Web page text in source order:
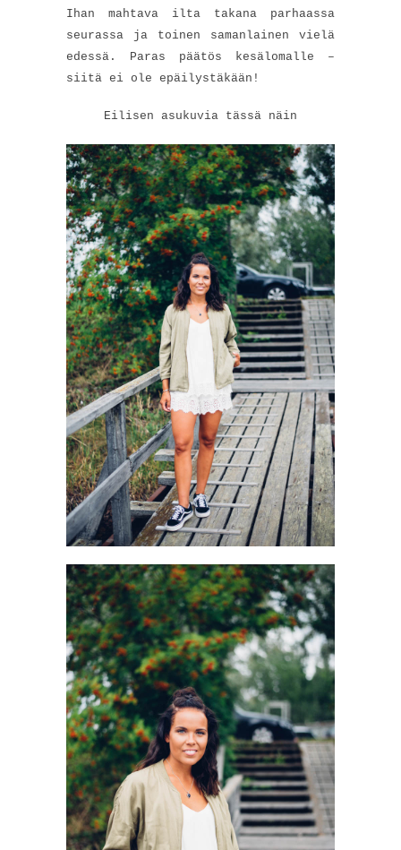
Ihan mahtava ilta takana parhaassa
seurassa ja toinen samanlainen vielä
edessä. Paras päätös kesälomalle –
siitä ei ole epäilystäkään!
Eilisen asukuvia tässä näin